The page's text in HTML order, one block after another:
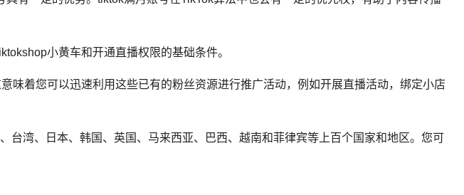
小黄车和开通直播权限的基础条件。
味着您可以迅速利用这些已有的粉丝资源进行推广活动，例如开展直播活动，绑定小店
台湾、日本、韩国、英国、马来西亚、巴西、越南和菲律宾等上百个国家和地区。您可